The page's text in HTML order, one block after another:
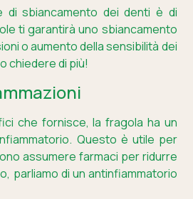
di sbiancamento dei denti è di
ti garantirà uno sbiancamento
o aumento della sensibilità dei
chiedere di più!
che fornisce, la fragola ha un
Questo è utile per
assumere farmaci per ridurre
parliamo di un antinfiammatorio